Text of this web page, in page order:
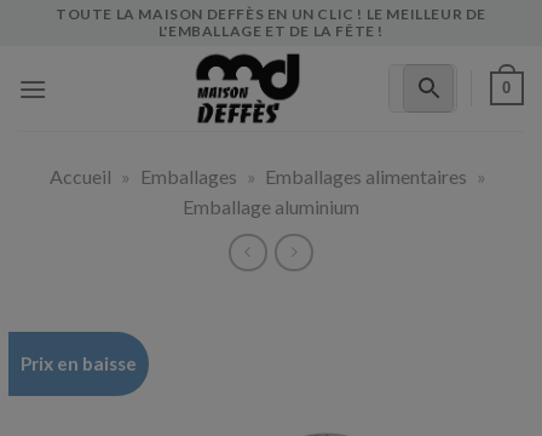
TOUTE LA MAISON DEFFÈS EN UN CLIC ! LE MEILLEUR DE
L'EMBALLAGE ET DE LA FÊTE !
0
Accueil » Emballages » Emballages alimentaires »
Emballage aluminium
Prix en baisse